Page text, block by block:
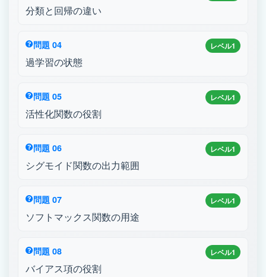
分類と回帰の違い
レベル1
問題 04
過学習の状態
レベル1
問題 05
活性化関数の役割
レベル1
問題 06
シグモイド関数の出力範囲
レベル1
問題 07
ソフトマックス関数の用途
レベル1
問題 08
バイアス項の役割